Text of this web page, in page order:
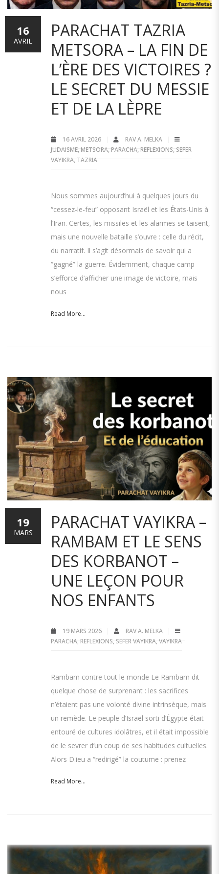
PARACHAT TAZRIA
METSORA – LA FIN DE
L’ÈRE DES VICTOIRES ?
LE SECRET DU MESSIE
ET DE LA LÈPRE
16 AVRIL 2026
RAV A. MELKA
JUDAISME, METSORA, PARACHA, REFLEXIONS, SEFER
VAYIKRA, TAZRIA
Nous sommes aujourd’hui à quelques jours du
“cessez-le-feu” opposant Israël et les États-Unis à
l’Iran. Certes, les missiles et les alarmes se taisent,
mais une nouvelle bataille s’ouvre : celle du récit,
du narratif. Il s’agit désormais de savoir qui a
“gagné” la guerre. Évidemment, chaque camp
s’efforce d’afficher une image de victoire, mais
nous
Read More...
16
AVRIL
PARACHAT VAYIKRA –
RAMBAM ET LE SENS
DES KORBANOT –
UNE LEÇON POUR
NOS ENFANTS
19 MARS 2026
RAV A. MELKA
PARACHA, REFLEXIONS, SEFER VAYIKRA, VAYIKRA
Rambam contre tout le monde Le Rambam dit
quelque chose de surprenant : les sacrifices
n’étaient pas une volonté divine intrinsèque, mais
un remède. Le peuple d’Israël sorti d’Égypte était
entouré de cultures idolâtres, et il était impossible
de le sevrer d’un coup de ses habitudes cultuelles.
Alors D.ieu a “redirigé” la coutume : prenez
Read More...
19
MARS